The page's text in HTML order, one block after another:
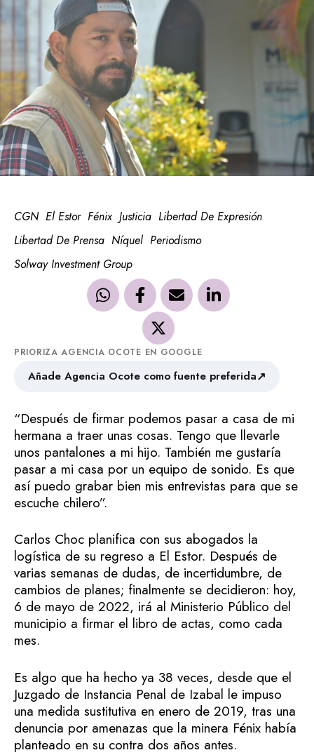
CGN El Estor Fénix Justicia Libertad De Expresión
Libertad De Prensa Níquel Periodismo
Solway Investment Group
PRIORIZA AGENCIA OCOTE EN GOOGLE
Añade Agencia Ocote como fuente preferida↗
“Después de firmar podemos pasar a casa de mi
hermana a traer unas cosas. Tengo que llevarle
unos pantalones a mi hijo. También me gustaría
pasar a mi casa por un equipo de sonido. Es que
así puedo grabar bien mis entrevistas para que se
escuche chilero”.
Carlos Choc planifica con sus abogados la
logística de su regreso a El Estor. Después de
varias semanas de dudas, de incertidumbre, de
cambios de planes; finalmente se decidieron: hoy,
6 de mayo de 2022, irá al Ministerio Público del
municipio a firmar el libro de actas, como cada
mes.
Es algo que ha hecho ya 38 veces, desde que el
Juzgado de Instancia Penal de Izabal le impuso
una medida sustitutiva en enero de 2019, tras una
denuncia por amenazas que la minera Fénix había
planteado en su contra dos años antes.